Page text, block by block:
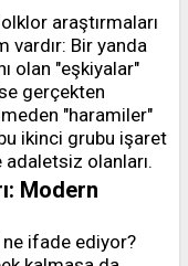
araştırmaları
vardır: Bir yanda
olan "eşkiyalar"
gerçekten
"haramiler"
ikinci grubu işaret
olanları.
Modern
ifade ediyor?